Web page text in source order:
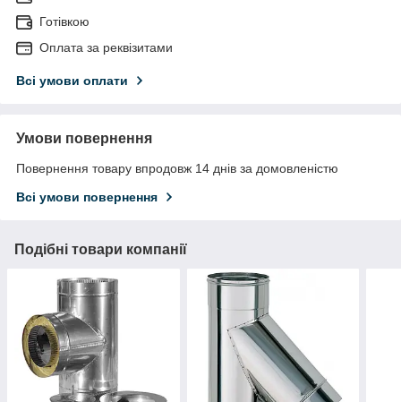
Готівкою
Оплата за реквізитами
Всі умови оплати
Умови повернення
Повернення товару впродовж 14 днів за домовленістю
Всі умови повернення
Подібні товари компанії